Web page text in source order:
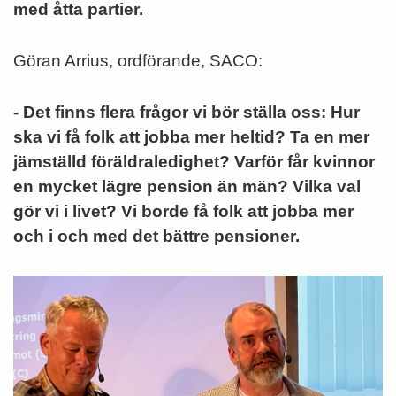
med åtta partier.
Göran Arrius, ordförande, SACO:
- Det finns flera frågor vi bör ställa oss: Hur
ska vi få folk att jobba mer heltid? Ta en mer
jämställd föräldraledighet? Varför får kvinnor
en mycket lägre pension än män? Vilka val
gör vi i livet? Vi borde få folk att jobba mer
och i och med det bättre pensioner.